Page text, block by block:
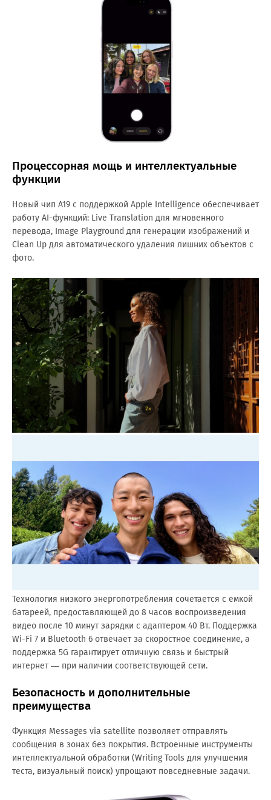
Процессорная мощь и интеллектуальные
функции
Новый чип A19 с поддержкой Apple Intelligence обеспечивает
работу AI-функций: Live Translation для мгновенного
перевода, Image Playground для генерации изображений и
Clean Up для автоматического удаления лишних объектов с
фото.
Технология низкого энергопотребления сочетается с емкой
батареей, предоставляющей до 8 часов воспроизведения
видео после 10 минут зарядки с адаптером 40 Вт. Поддержка
Wi-Fi 7 и Bluetooth 6 отвечает за скоростное соединение, а
поддержка 5G гарантирует отличную связь и быстрый
интернет — при наличии соответствующей сети.
Безопасность и дополнительные
преимущества
Функция Messages via satellite позволяет отправлять
сообщения в зонах без покрытия. Встроенные инструменты
интеллектуальной обработки (Writing Tools для улучшения
теста, визуальный поиск) упрощают повседневные задачи.